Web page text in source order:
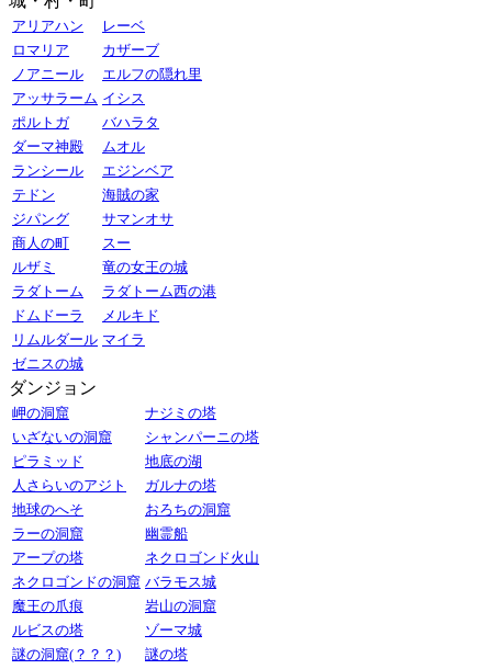
アリアハン
レーベ
ロマリア
カザーブ
ノアニール
エルフの隠れ里
アッサラーム イシス
ポルトガ
バハラタ
ダーマ神殿
ムオル
ランシール
エジンベア
テドン
海賊の家
ジパング
サマンオサ
商人の町
スー
ルザミ
竜の女王の城
ラダトーム
ラダトーム西の港
ドムドーラ
メルキド
リムルダール マイラ
ゼニスの城
ダンジョン
岬の洞窟
ナジミの塔
いざないの洞窟
シャンパーニの塔
ピラミッド
地底の湖
人さらいのアジト
ガルナの塔
地球のへそ
おろちの洞窟
ラーの洞窟
幽霊船
アープの塔
ネクロゴンド火山
ネクロゴンドの洞窟 バラモス城
魔王の爪痕
岩山の洞窟
ルビスの塔
ゾーマ城
謎の洞窟(？？？)
謎の塔